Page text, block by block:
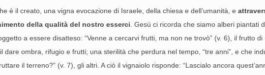
è il creato, una vigna evocazione di Israele, della chiesa e dell’umanità, e
della qualità del nostro esserci . Gesù ci ricorda che siamo alberi
a essere disatteso: “Venne a cercarvi frutti, ma non ne trovò” (v. 6), il frutto
dare ombra, rifugio e frutti; una sterilità che perdura nel tempo, “tre anni”, e che
il terreno?” (v. 7), gli altri. A ciò il vignaiolo risponde: “Lascialo ancora